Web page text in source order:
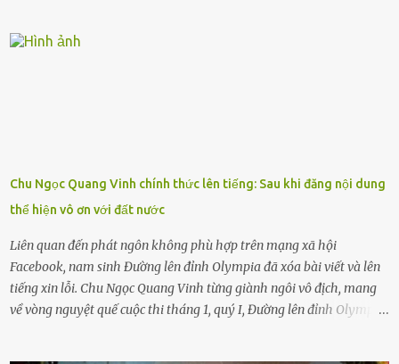
khuyên nhủ con thật cẩn thận. Nếu cháu không nghe lời, cảnh sát
có biết gì đâu Nhiều người cứ coi trẻ còn nhỏ nên dù có phạm sai
lầm, thì họ cũng không trách mắng. Nhưng nếu người lớn tuổi
không dạy con cẩn...
Chu Ngọc Quang Vinh chính thức lên tiếng: Sau khi đăng nội dung
thể hiện vô ơn với đất nước
Liên quan đến phát ngôn không phù hợp trên mạng xã hội
Facebook, nam sinh Đường lên đỉnh Olympia đã xóa bài viết và lên
tiếng xin lỗi. Chu Ngọc Quang Vinh từng giành ngôi vô địch, mang
về vòng nguyệt quế cuộc thi tháng 1, quý I, Đường lên đỉnh Olympia.